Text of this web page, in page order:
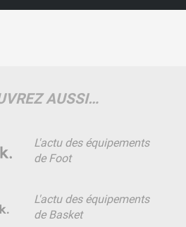
AUSSI…
L'actu des équipements
de Foot
L'actu des équipements
de Basket